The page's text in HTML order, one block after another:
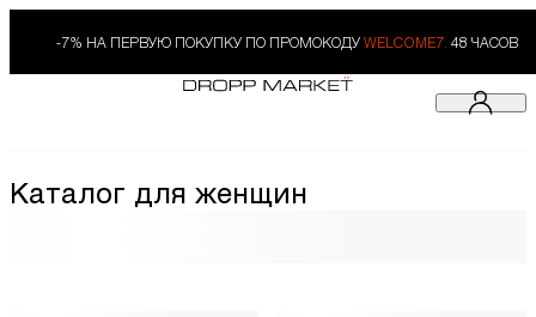
-7% НА ПЕРВУЮ ПОКУПКУ ПО ПРОМОКОДУ WELCOME7. 48 ЧАСОВ
Каталог для женщин